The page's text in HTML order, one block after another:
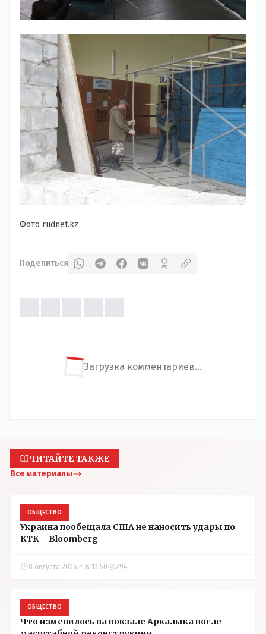
Фото rudnet.kz
Поделиться
Загрузка комментариев...
ЧИТАЙТЕ ТАКЖЕ
Все материалы
ОБЩЕСТВО
Украина пообещала США не наносить удары по
КТК – Bloomberg
8 августа 2026 г. в 13:50 294
ОБЩЕСТВО
Что изменилось на вокзале Аркалыка после